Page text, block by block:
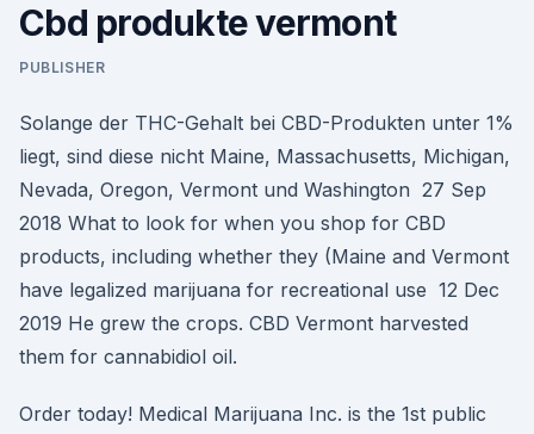
Cbd produkte vermont
PUBLISHER
Solange der THC-Gehalt bei CBD-Produkten unter 1%
liegt, sind diese nicht Maine, Massachusetts, Michigan,
Nevada, Oregon, Vermont und Washington 27 Sep
2018 What to look for when you shop for CBD
products, including whether they (Maine and Vermont
have legalized marijuana for recreational use 12 Dec
2019 He grew the crops. CBD Vermont harvested
them for cannabidiol oil.
Order today! Medical Marijuana Inc. is the 1st public